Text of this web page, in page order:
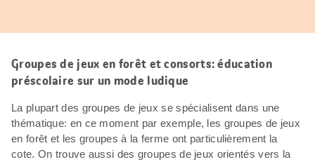
Groupes de jeux en forêt et consorts: éducation
préscolaire sur un mode ludique
La plupart des groupes de jeux se spécialisent dans une
thématique: en ce moment par exemple, les groupes de jeux
en forêt et les groupes à la ferme ont particulièrement la
cote. On trouve aussi des groupes de jeux orientés vers la